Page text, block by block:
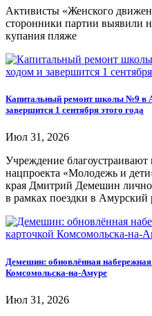
Активисты «Женского
сторонники партии выявили
купания пляже
Капитальный ремонт школы №9 в
завершится 1 сентября этого года
Июл 31, 2026
Учреждение благоустраивают
нацпроекта «Молодежь и
края Дмитрий Демешин
в рамках поездки в Амурский
Демешин: обновлённая
Комсомольска-на-Амуре
Июл 31, 2026